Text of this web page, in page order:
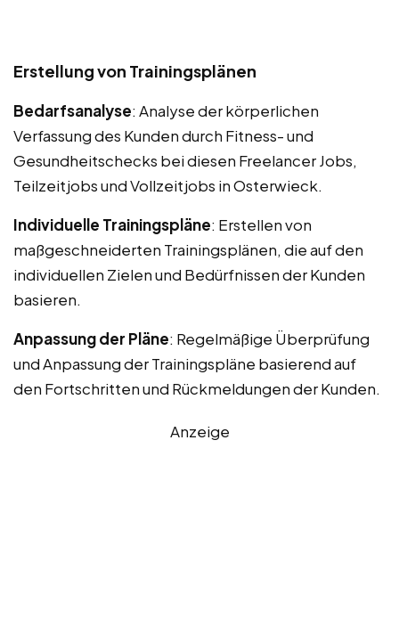
Erstellung von Trainingsplänen
Bedarfsanalyse: Analyse der körperlichen
Verfassung des Kunden durch Fitness- und
Gesundheitschecks bei diesen Freelancer Jobs,
Teilzeitjobs und Vollzeitjobs in Osterwieck.
Individuelle Trainingspläne: Erstellen von
maßgeschneiderten Trainingsplänen, die auf den
individuellen Zielen und Bedürfnissen der Kunden
basieren.
Anpassung der Pläne: Regelmäßige Überprüfung
und Anpassung der Trainingspläne basierend auf
den Fortschritten und Rückmeldungen der Kunden.
Anzeige